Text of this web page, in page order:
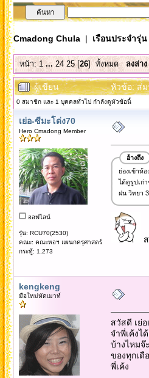
Cmadong Chula| เรือนประจำรุ่
หน้า:1 ... 24 25[26] ทั้งหมด ลงล่าง
ผู้เขียน หัวข้อ: ส
0 สมาชิก และ 1 บุคคลทั่วไป กำลังดูหัวข้อนี้
เย่อ-ซีมะโด่ง70
Hero Cmadong Member
ออฟไลน์
รุ่น: RCU70(2530)
คณะ: คณะหอฯ แผนกครุศาสตร์
กระทู้: 1,273
อ้างถึง
ย่องเข้าห้
ได้ดูรูปเก่
ฝน วิทยา
kengkeng
มือใหม่หัดเมาท์
สวัสดี เย่
จำพี่เค้งไ
บ้างไหมจ๊
ของทุกเดื
พี่เค้ง